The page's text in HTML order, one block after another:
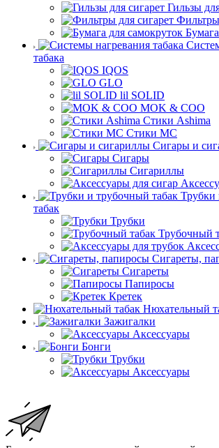
Гильзы
Фильтры
табака
IQOS
GLO
lil SOLID
MOK & COO
Стики Ashima
Стики MC
Сигары и
Сигары
Сигариллы
Трубки
табак
Трубки
Трубочный
Сигареты,
Сигареты
Папиросы
Кретек
Нюхательный
Зажигалки
Аксессуары
Бонги
Трубки
Аксессуары